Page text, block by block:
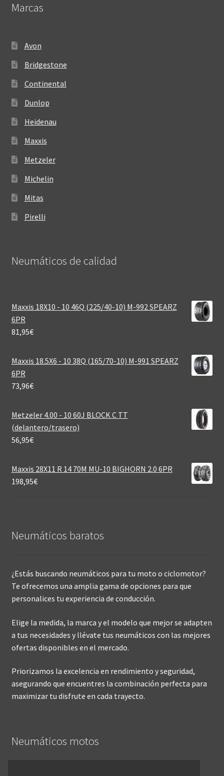
Marcas
Avon
Bridgestone
Continental
Dunlop
Heidenau
Maxxis
Metzeler
Michelin
Mitas
Pirelli
Neumáticos de calidad‎
Maxxis 18X10 - 10 46Q (225/40-10) M-992 SPEARZ
6PR
81,95€
Maxxis 18.5X6 - 10 38Q (165/70-10) M-991 SPEARZ
6PR
73,96€
Metzeler 4.00 - 10 60J BLOCK C TT
(delantero/trasero)
56,95€
Maxxis 28X11 R 14 70M MU-10 BIGHORN 2.0 6PR
198,95€
Neumáticos baratos
¿Estás buscando neumáticos para tu moto o ciclomotor?
Te ofrecemos una amplia gama de opciones para que
personalices tu experiencia de conducción.
Elige la medida, la marca y el modelo que mejor se adapten
a tus necesidades y llévate tus neumáticos con las mejores
ofertas disponibles en el mercado.
Priorizamos la excelencia en rendimiento y seguridad,
asegurando que encuentres la combinación perfecta para
maximizar tu disfrute en cada trayecto.
Neumáticos motos